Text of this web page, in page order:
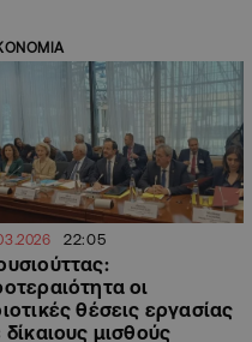
22:05
οι
θέσεις εργασίας
δίκαιους μισθούς